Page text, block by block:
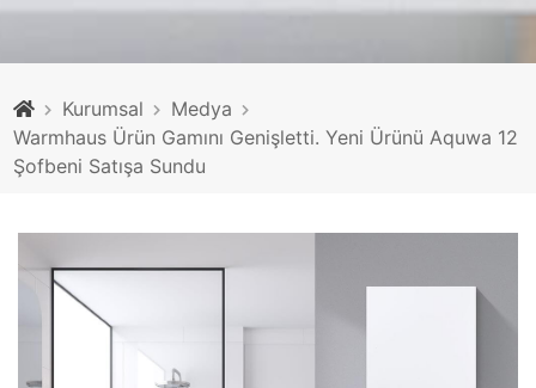
Kurumsal
Medya
Warmhaus Ürün Gamını Genişletti. Yeni Ürünü Aquwa 12
Şofbeni Satışa Sundu